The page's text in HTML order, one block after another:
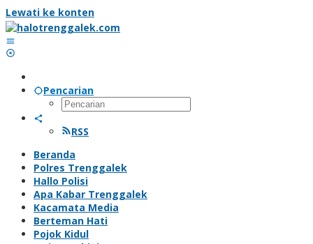
Lewati ke konten
Pencarian
RSS
Beranda
Polres Trenggalek
Hallo Polisi
Apa Kabar Trenggalek
Kacamata Media
Berteman Hati
Pojok Kidul